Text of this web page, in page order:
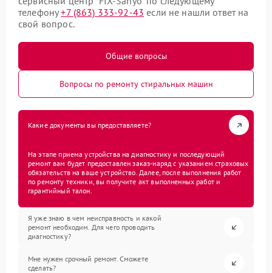
телефону+7 (863) 333-92-43 если не нашли ответ на
свой вопрос.
Общие вопросы
Вопросы по ремонту стиральных машин
Какие документы вы предоставляете?
На этапе приема устройства на диагностику и последующий
ремонт вам будет предоставлен заказ-наряд с указанием страховых
обязательств на ваше устройство. Далее, после выполнения работ
по ремонту техники, вы получите акт выполненных работ и
гарантийный талон.
Я уже знаю в чем неисправность и какой
ремонт необходим. Для чего проводить
диагностику?
Мне нужен срочный ремонт. Сможете
сделать?